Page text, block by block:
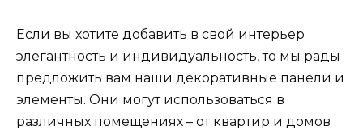
Если вы хотите добавить в свой интерьер
элегантность и индивидуальность, то мы рады
предложить вам наши декоративные панели и
элементы. Они могут использоваться в
различных помещениях – от квартир и домов